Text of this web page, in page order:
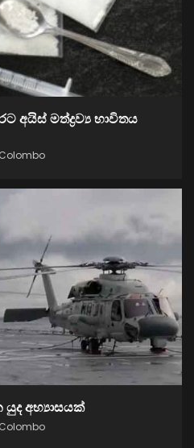
අයිස් මත්ද්‍රව්‍ය භාවිතය
යුද අභ්‍යාසයක්